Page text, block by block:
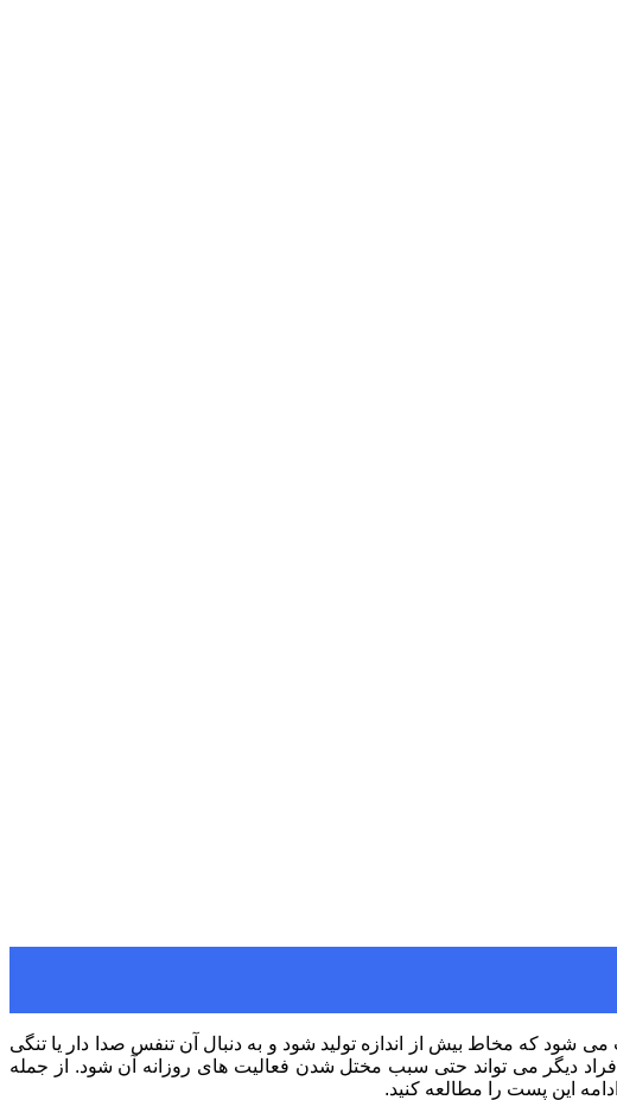
که مخاط بیش از اندازه تولید شود و به دنبال آن تنفس صدا دار یا تنگی
دیگر می تواند حتی سبب مختل شدن فعالیت های روزانه آن شود. از جمله